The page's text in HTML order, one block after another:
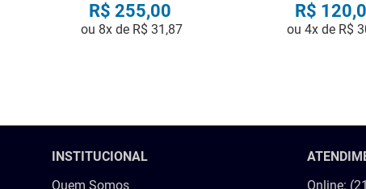
R$ 255,00
ou 8x de R$ 31 ,87
R$ 120,
ou 4x de R$
INSTITUCIONAL
Quem Somos
Online: